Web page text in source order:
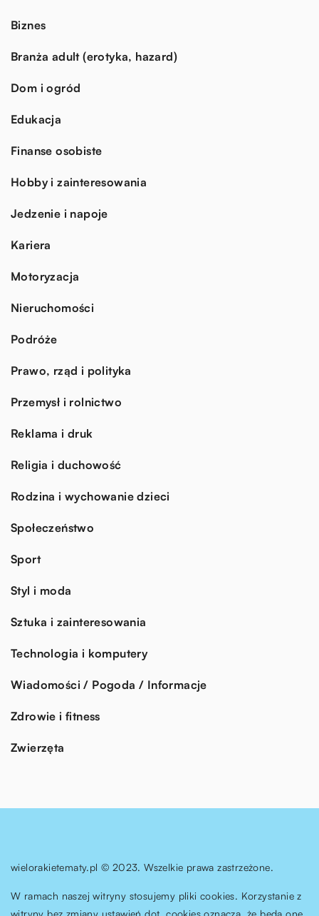
Biznes
Branża adult (erotyka, hazard)
Dom i ogród
Edukacja
Finanse osobiste
Hobby i zainteresowania
Jedzenie i napoje
Kariera
Motoryzacja
Nieruchomości
Podróże
Prawo, rząd i polityka
Przemysł i rolnictwo
Reklama i druk
Religia i duchowość
Rodzina i wychowanie dzieci
Społeczeństwo
Sport
Styl i moda
Sztuka i zainteresowania
Technologia i komputery
Wiadomości / Pogoda / Informacje
Zdrowie i fitness
Zwierzęta
wielorakietematy.pl © 2023. Wszelkie prawa zastrzeżone.
W ramach naszej witryny stosujemy pliki cookies. Korzystanie z
witryny bez zmiany ustawień dot. cookies oznacza, że będą one